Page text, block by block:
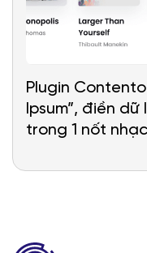
Plugin
Ipsum”, điền
trong 1 nốt nhạc